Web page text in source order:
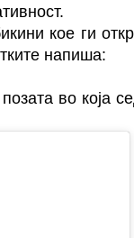
кое ги
напиша:
во која